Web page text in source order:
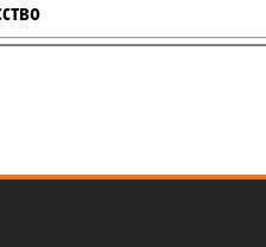
парусная неделя